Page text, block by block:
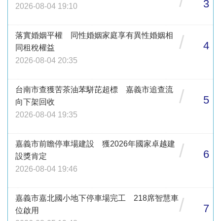
2026-08-04 19:10 3
落實婚姻平權 同性婚姻家庭享有異性婚姻相
同租稅權益
2026-08-04 20:35
/ 4
台南市查獲苦茶油苯駢芘超標 嘉義市追查流
向下架回收
2026-08-04 19:35
/ 5
嘉義市前瞻停車場建設 獲2026年國家卓越建
設獎肯定
2026-08-04 19:46
/ 6
嘉義市嘉北國小地下停車場完工 218席智慧車
位啟用
/ 7